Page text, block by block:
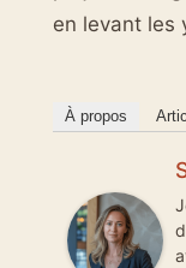
en levant les
À propos